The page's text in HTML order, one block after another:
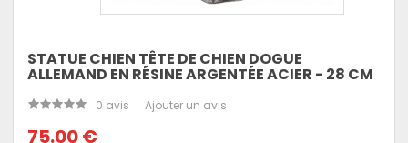
STATUE CHIEN TÊTE DE CHIEN DOGUE
ALLEMAND EN RÉSINE ARGENTÉE ACIER - 28 CM
0 avis Ajouter un avis
75.00 €